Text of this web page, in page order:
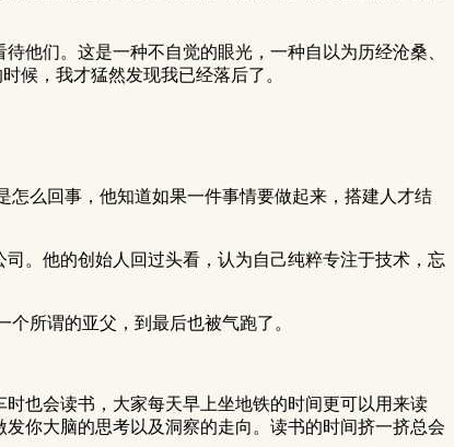
他们。这是一种不自觉的眼光，一种自以为历经沧桑、
候，我才猛然发现我已经落后了。
么回事，他知道如果一件事情要做起来，搭建人才结
。他的创始人回过头看，认为自己纯粹专注于技术，忘
所谓的亚父，到最后也被气跑了。
也会读书，大家每天早上坐地铁的时间更可以用来读
你大脑的思考以及洞察的走向。读书的时间挤一挤总会